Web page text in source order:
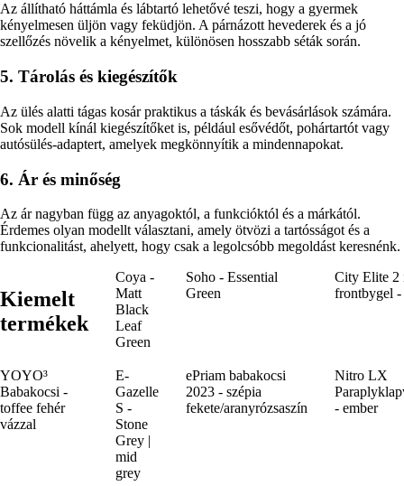
Az állítható háttámla és lábtartó lehetővé teszi, hogy a gyermek
kényelmesen üljön vagy feküdjön. A párnázott hevederek és a jó
szellőzés növelik a kényelmet, különösen hosszabb séták során.
5. Tárolás és kiegészítők
Az ülés alatti tágas kosár praktikus a táskák és bevásárlások számára.
Sok modell kínál kiegészítőket is, például esővédőt, pohártartót vagy
autósülés-adaptert, amelyek megkönnyítik a mindennapokat.
6. Ár és minőség
Az ár nagyban függ az anyagoktól, a funkcióktól és a márkától.
Érdemes olyan modellt választani, amely ötvözi a tartósságot és a
funkcionalitást, ahelyett, hogy csak a legolcsóbb megoldást keresnénk.
Kiemelt
termékek
Coya -
Matt
Black
Leaf
Green
Soho - Essential
Green
City Elite 2
frontbygel
YOYO³
Babakocsi -
toffee fehér
vázzal
E-
Gazelle
S -
Stone
Grey |
mid
grey
ePriam babakocsi
2023 - szépia
fekete/aranyrózsaszín
Nitro LX
- ember